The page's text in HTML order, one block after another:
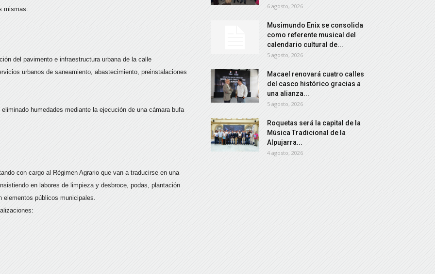
mismas.
del pavimento e infraestructura urbana de la calle
urbanos de saneamiento, abastecimiento, preinstalaciones
humedades mediante la ejecución de una cámara bufa
con cargo al Régimen Agrario que van a traducirse en una
en labores de limpieza y desbroce, podas, plantación
elementos públicos municipales.
6 agosto, 2026
Musimundo Enix se consolida
como referente musical del
calendario cultural de...
5 agosto, 2026
Macael renovará cuatro calles
del casco histórico gracias a
una alianza...
5 agosto, 2026
Roquetas será la capital de la
Música Tradicional de la
Alpujarra...
4 agosto, 2026